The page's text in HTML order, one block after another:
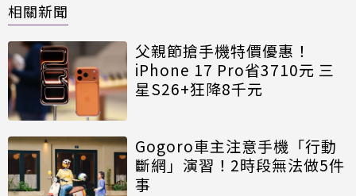
相關新聞
父親節搶手機特價優惠！
iPhone 17 Pro省3710元 三
星S26+狂降8千元
Gogoro車主注意手機「行動
斷網」演習！2時段無法做5件
事